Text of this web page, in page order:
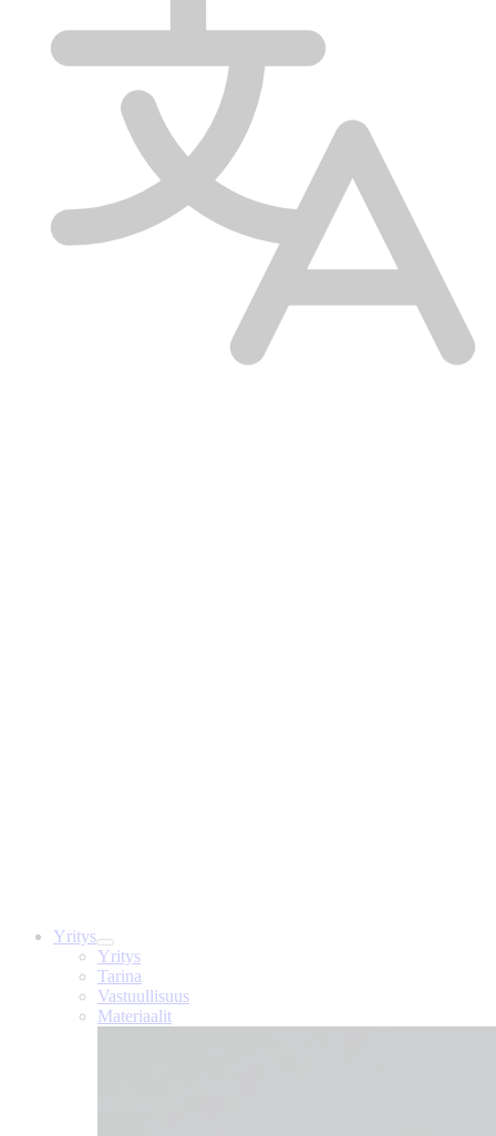
Yritys
Yritys
Tarina
Vastuullisuus
Materiaalit